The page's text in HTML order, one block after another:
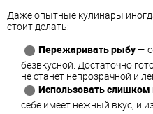
Даже опытные кулинары
стоит делать:
Пережаривать рыбу—
безвкусной. Достаточно
не станет непрозрачной и
Использовать слишком
себе имеет нежный вкус, и